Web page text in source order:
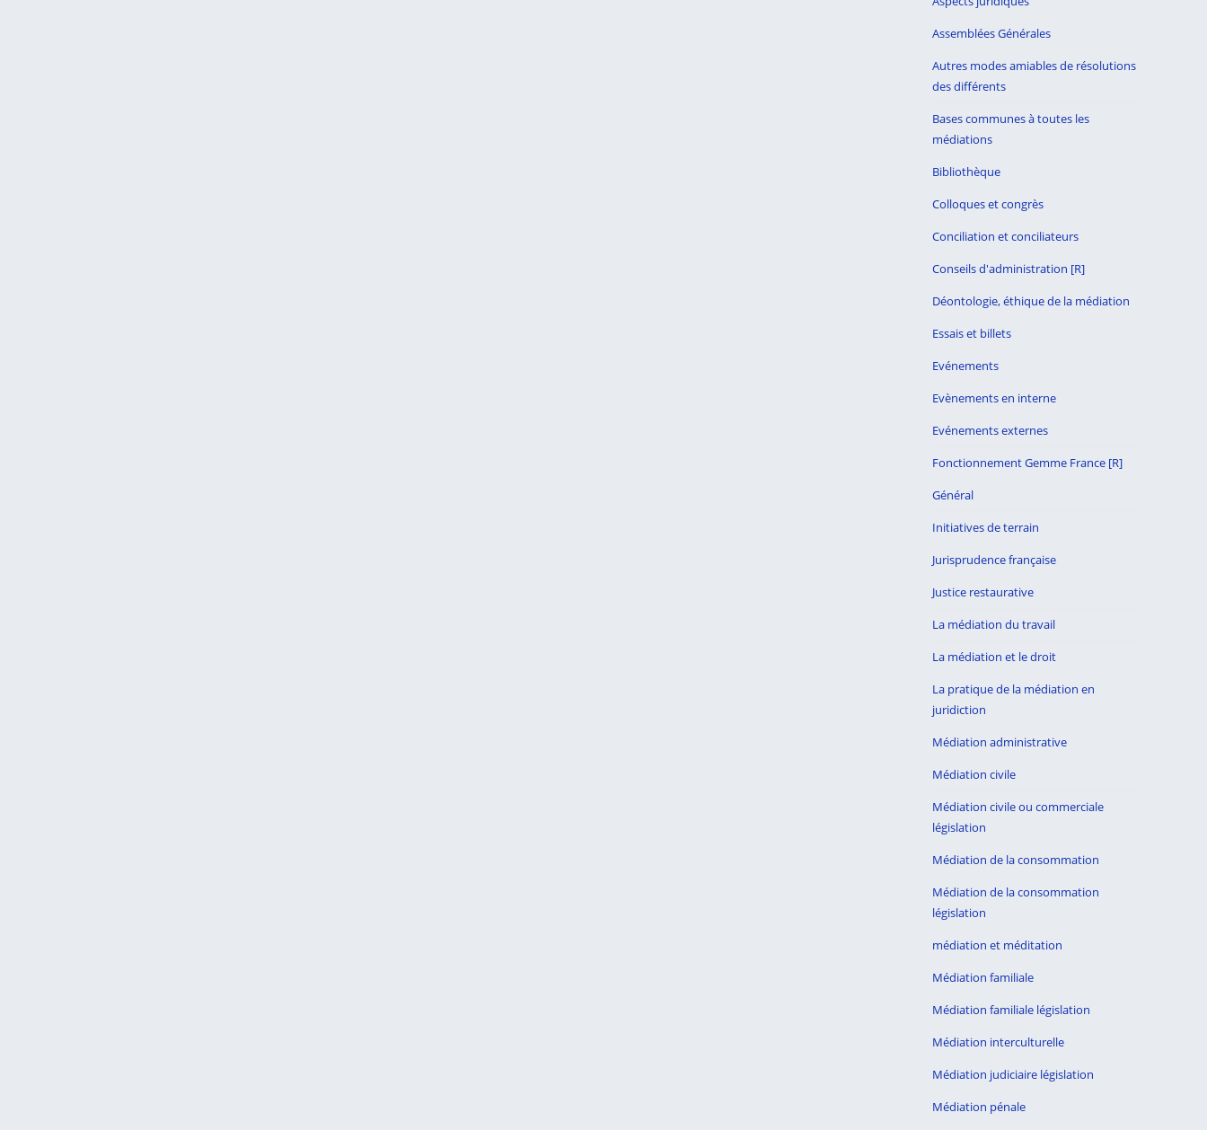
Assemblées Générales
Autres modes amiables de résolutions
des différents
Bases communes à toutes les
médiations
Bibliothèque
Colloques et congrès
Conciliation et conciliateurs
Conseils d'administration [R]
Déontologie, éthique de la médiation
Essais et billets
Evénements
Evènements en interne
Evénements externes
Fonctionnement Gemme France [R]
Général
Initiatives de terrain
Jurisprudence française
Justice restaurative
La médiation du travail
La médiation et le droit
La pratique de la médiation en
juridiction
Médiation administrative
Médiation civile
Médiation civile ou commerciale
législation
Médiation de la consommation
Médiation de la consommation
législation
médiation et méditation
Médiation familiale
Médiation familiale législation
Médiation interculturelle
Médiation judiciaire législation
Médiation pénale